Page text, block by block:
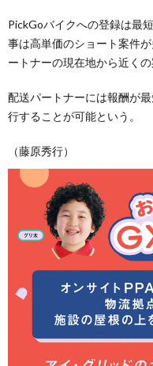
PickGoバイクへの登録は最
事は高単価のショート案件
ートナーの現在地から近く
配送パートナーには報酬が
行することが可能という。
（藤原秀行）